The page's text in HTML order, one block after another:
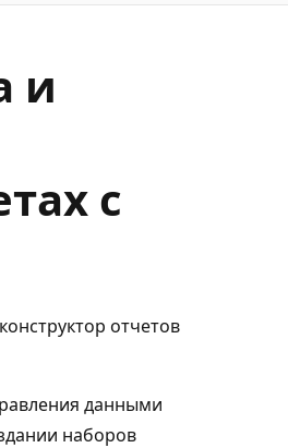
и
с
отчетов
данными
наборов